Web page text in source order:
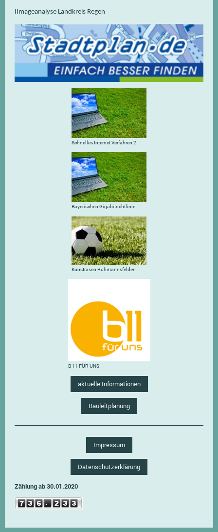
IImageanalyse Landkreis Regen
Schnelles Internet Verfahren 2
Bayerischen Gigabitrichtlinie
Kunstrasen Ruhmannsfelden
B 11 FÜR UNS
aktuelle Informationen
Bauleitplanung
Impressum
Datenschutzerklärung
Zählung ab 30.01.2020